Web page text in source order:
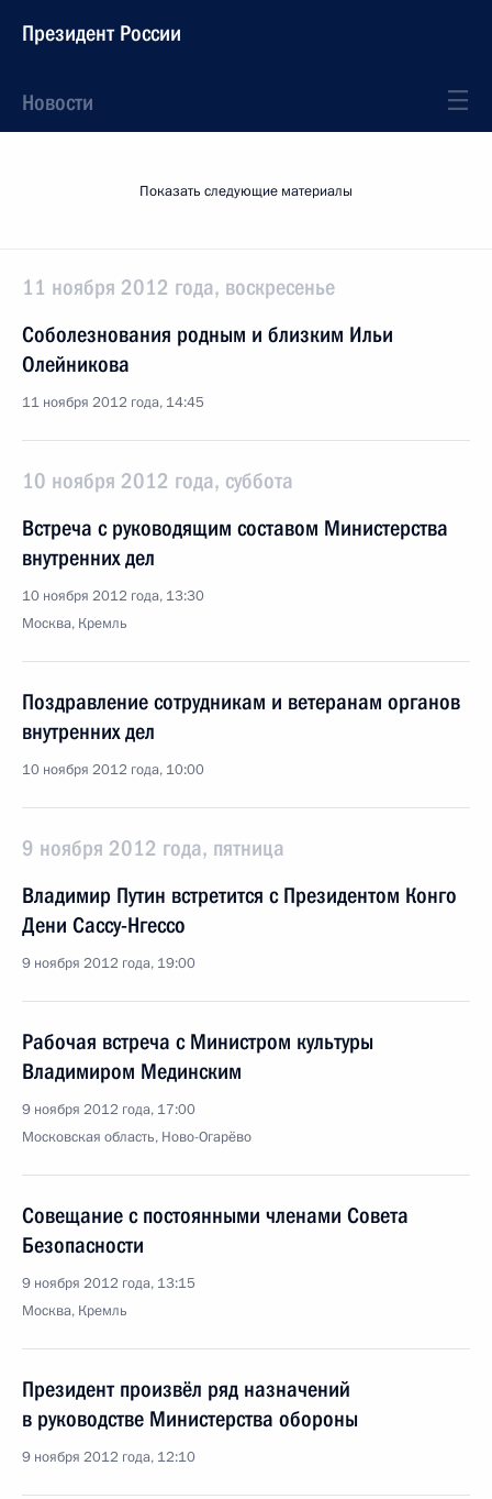
Президент России
Новости
Показать следующие материалы
11 ноября 2012 года, воскресенье
Соболезнования родным и близким Ильи
Олейникова
11 ноября 2012 года, 14:45
10 ноября 2012 года, суббота
Встреча с руководящим составом Министерства
внутренних дел
10 ноября 2012 года, 13:30
Москва, Кремль
Поздравление сотрудникам и ветеранам органов
внутренних дел
10 ноября 2012 года, 10:00
9 ноября 2012 года, пятница
Владимир Путин встретится с Президентом Конго
Дени Сассу-Нгессо
9 ноября 2012 года, 19:00
Рабочая встреча с Министром культуры
Владимиром Мединским
9 ноября 2012 года, 17:00
Московская область, Ново-Огарёво
Совещание с постоянными членами Совета
Безопасности
9 ноября 2012 года, 13:15
Москва, Кремль
Президент произвёл ряд назначений
в руководстве Министерства обороны
9 ноября 2012 года, 12:10